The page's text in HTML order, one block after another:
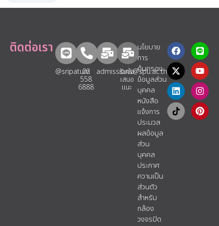
ติดต่อเรา
@sripatum
02
558
6888
admissions@spu.ac.th
รับข้อ
เสนอ
แนะ​
นโยบาย
การ
คุ้มครอง
ข้อมูลส่วน
บุคคล
หนังสือ
แจ้งการ
ประมวล
ผลข้อมูล
ส่วน
บุคคล
ประกาศ
ความเป็น
ส่วนตัว
สำหรับ
กล้อง
วงจรปิด